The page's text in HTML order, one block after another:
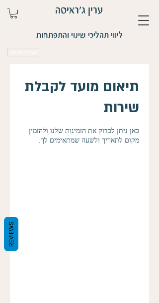
ערין ג'ראיסה
ליווי תהליכי שינוי והתפתחות
תיאום מועד לקבלת
שירות
כאן ניתן לבדוק את הזמינות שלנו ולהזמין
מקום לתאריך ולשעה שמתאימים לך.
REVIEWS